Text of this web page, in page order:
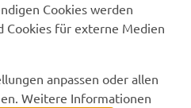
Cookies werden
Cookies für externe Medien
anpassen oder allen
Weitere Informationen